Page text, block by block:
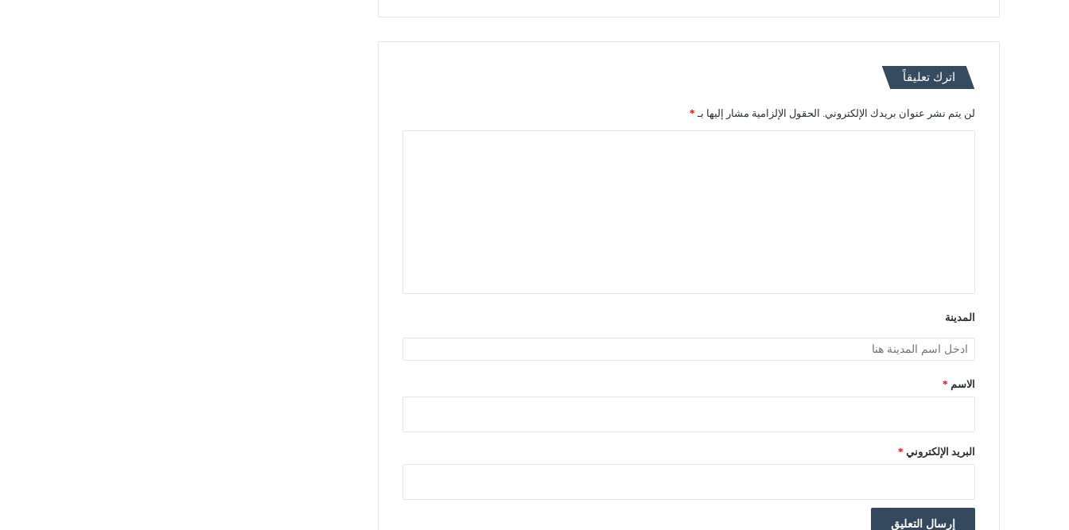
اترك تعليقاً
لن يتم نشر عنوان بريدك الإلكتروني. الحقول الإلزامية مشار إليها بـ *
المدينة
الاسم *
البريد الإلكتروني *